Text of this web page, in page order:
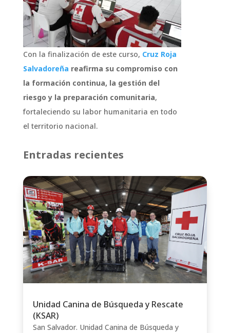
Con la finalización de este curso, Cruz Roja
Salvadoreña reafirma su compromiso con
la formación continua, la gestión del
riesgo y la preparación comunitaria,
fortaleciendo su labor humanitaria en todo
el territorio nacional.
Entradas recientes
Unidad Canina de Búsqueda y Rescate
(KSAR)
San Salvador. Unidad Canina de Búsqueda y